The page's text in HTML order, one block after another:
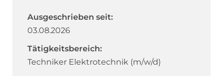
Ausgeschrieben seit:
03.08.2026
Tätigkeitsbereich:
Techniker Elektrotechnik (m/w/d)